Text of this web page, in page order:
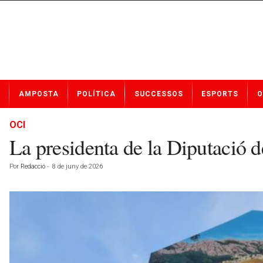
t
AMPOSTA POLÍTICA SUCCESSOS ESPORTS
OCI
La presidenta de la Diputació
Por Redacció - 8 de juny de 2026